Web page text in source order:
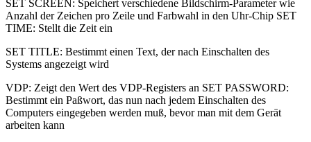
SET SCREEN: Speichert verschiedene Bildschirm-Parameter wie
Anzahl der Zeichen pro Zeile und Farbwahl in den Uhr-Chip SET
TIME: Stellt die Zeit ein
SET TITLE: Bestimmt einen Text, der nach Einschalten des
Systems angezeigt wird
VDP: Zeigt den Wert des VDP-Registers an SET PASSWORD:
Bestimmt ein Paßwort, das nun nach jedem Einschalten des
Computers eingegeben werden muß, bevor man mit dem Gerät
arbeiten kann